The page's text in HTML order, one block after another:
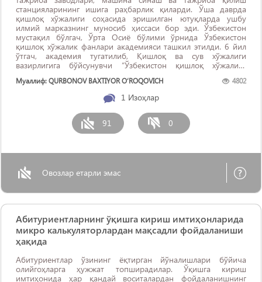
станцияларининг ишига раҳбарлик қиларди. Ўша даврда
қишлоқ хўжалиги соҳасида эришилган ютуқларда ушбу
илмий марказнинг муносиб ҳиссаси бор эди. Ўзбекистон
мустақил бўлгач, Ўрта Осиё бўлими ўрнида Ўзбекистон
қишлоқ хўжалик фанлари академияси ташкил этилди. 6 йил
ўтгач, академия тугатилиб, Қишлоқ ва сув хўжалиги
вазирлигига бўйсунувчи “Ўзбекистон қишлоқ хўжалиги
айлантирилди. Аммо бу қишлоқ ...
Муаллиф: QURBONOV BAXTIYOR O‘ROQOVICH 4802
1 Изоҳлар
91 0
Овозлар етарли эмас
Абитуриентларнинг ўқишга кириш имтиҳонларида
микро калькуляторлардан мақсадли фойдаланиши
ҳақида
Абитуриентлар ўзининг ёқтирган йўналишлари бўйича
олийгоҳларга ҳужжат топширадилар. Ўқишга кириш
имтиҳонида ҳар қандай воситалардан фойдаланишнинг